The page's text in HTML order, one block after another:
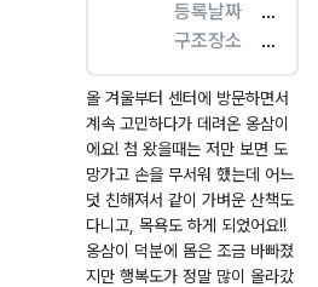
]
믹
스
견
주
-
제
주
-
2
0
2
6
-
등록날짜
2
0
2
6.
0
3.
0
9
구조장소
서
귀
포
시
남
원
읍
신
흥
올 겨울부터 센터에 방문하면서
계속 고민하다가 데려온 옹삼이
에요! 첨 왔을때는 저만 보면 도
망가고 손을 무서워 했는데 어느
덧 친해져서 같이 가벼운 산책도
다니고, 목욕도 하게 되었어요!!
옹삼이 덕분에 몸은 조금 바빠졌
지만 행복도가 정말 많이 올라갔